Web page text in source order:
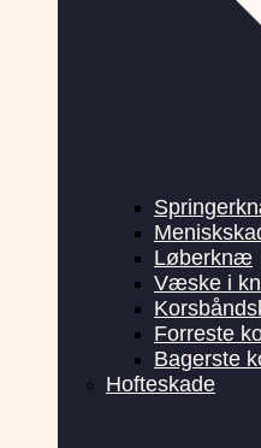
Løberknæ
Væske i
Forreste
Bagerste
Hofteskade